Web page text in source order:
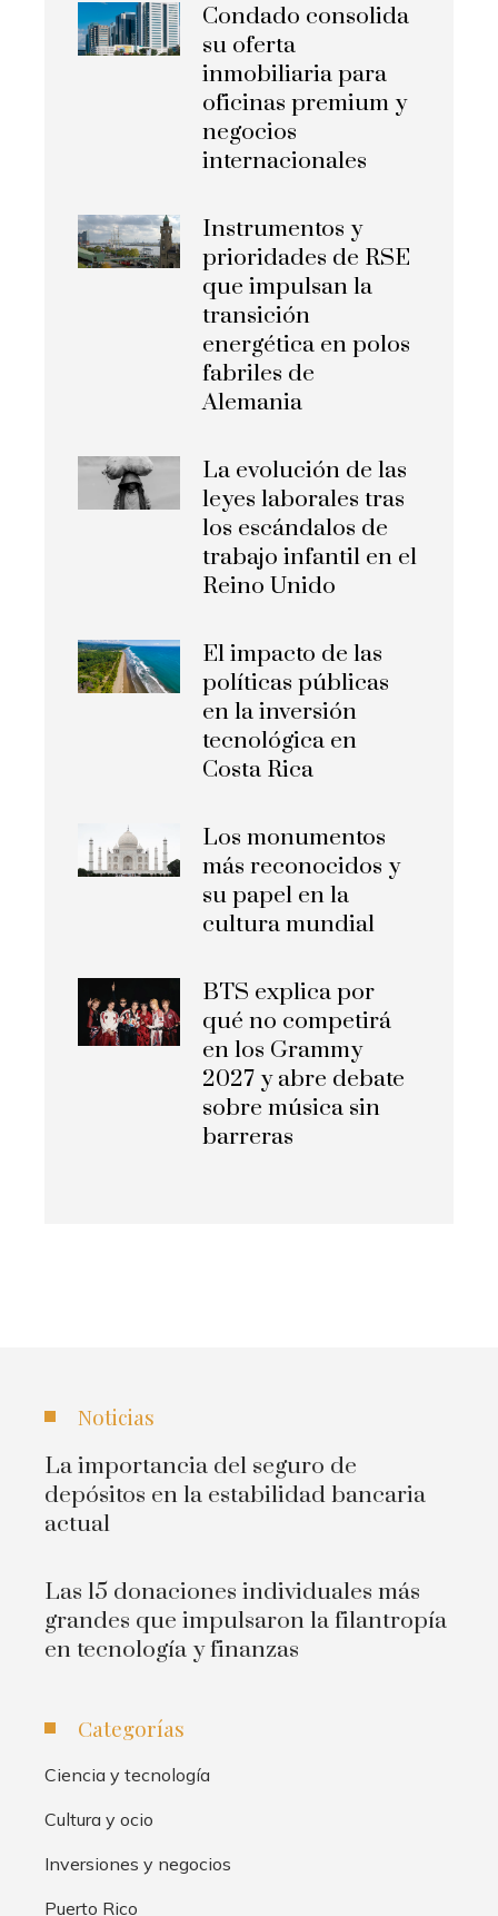
Condado consolida
su oferta
inmobiliaria para
oficinas premium y
negocios
internacionales
Instrumentos y
prioridades de RSE
que impulsan la
transición
energética en polos
fabriles de
Alemania
La evolución de las
leyes laborales tras
los escándalos de
trabajo infantil en el
Reino Unido
El impacto de las
políticas públicas
en la inversión
tecnológica en
Costa Rica
Los monumentos
más reconocidos y
su papel en la
cultura mundial
BTS explica por
qué no competirá
en los Grammy
2027 y abre debate
sobre música sin
barreras
Noticias
La importancia del seguro de
depósitos en la estabilidad bancaria
actual
Las 15 donaciones individuales más
grandes que impulsaron la filantropía
en tecnología y finanzas
Categorías
Ciencia y tecnología
Cultura y ocio
Inversiones y negocios
Puerto Rico